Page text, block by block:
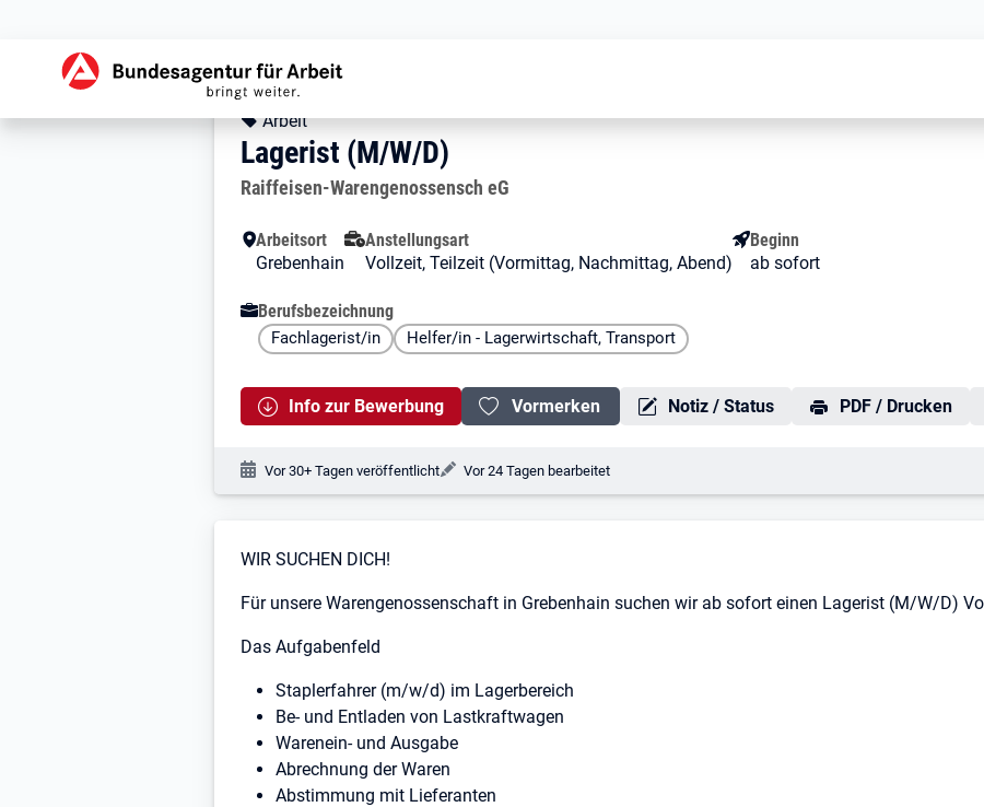
Stellendetails zu: Lagerist (M/W/D)
Lagerist (M/W/D)
Lagerist (M/W/D)
Kopfbereich
Angebotsart:
Arbeit
Lagerist (M/W/D)
Arbeitgeber:
Raiffeisen-Warengenossensch eG
Besondere Merkmale
Arbeitsort
Grebenhain
Anstellungsart
Vollzeit, Teilzeit (Vormittag, Nachmittag, Abend)
Beginn
ab sofort
Berufsbezeichnung
Fachlagerist/in Helfer/in - Lagerwirtschaft, Transport
Info zur Bewerbung Vormerken Notiz / Status PDF / Drucken
Veröffentlichungsdatum:
Vor 30+ Tagen veröffentlicht Änderungsdatum:
Vor 24 Tagen bearbeitet
Stellenbeschreibung
WIR SUCHEN DICH!
Für unsere Warengenossenschaft in Grebenhain suchen wir ab sofort einen Lagerist (M/W/D)
Das Aufgabenfeld
Staplerfahrer (m/w/d) im Lagerbereich
Be- und Entladen von Lastkraftwagen
Warenein- und Ausgabe
Abrechnung der Waren
Abstimmung mit Lieferanten